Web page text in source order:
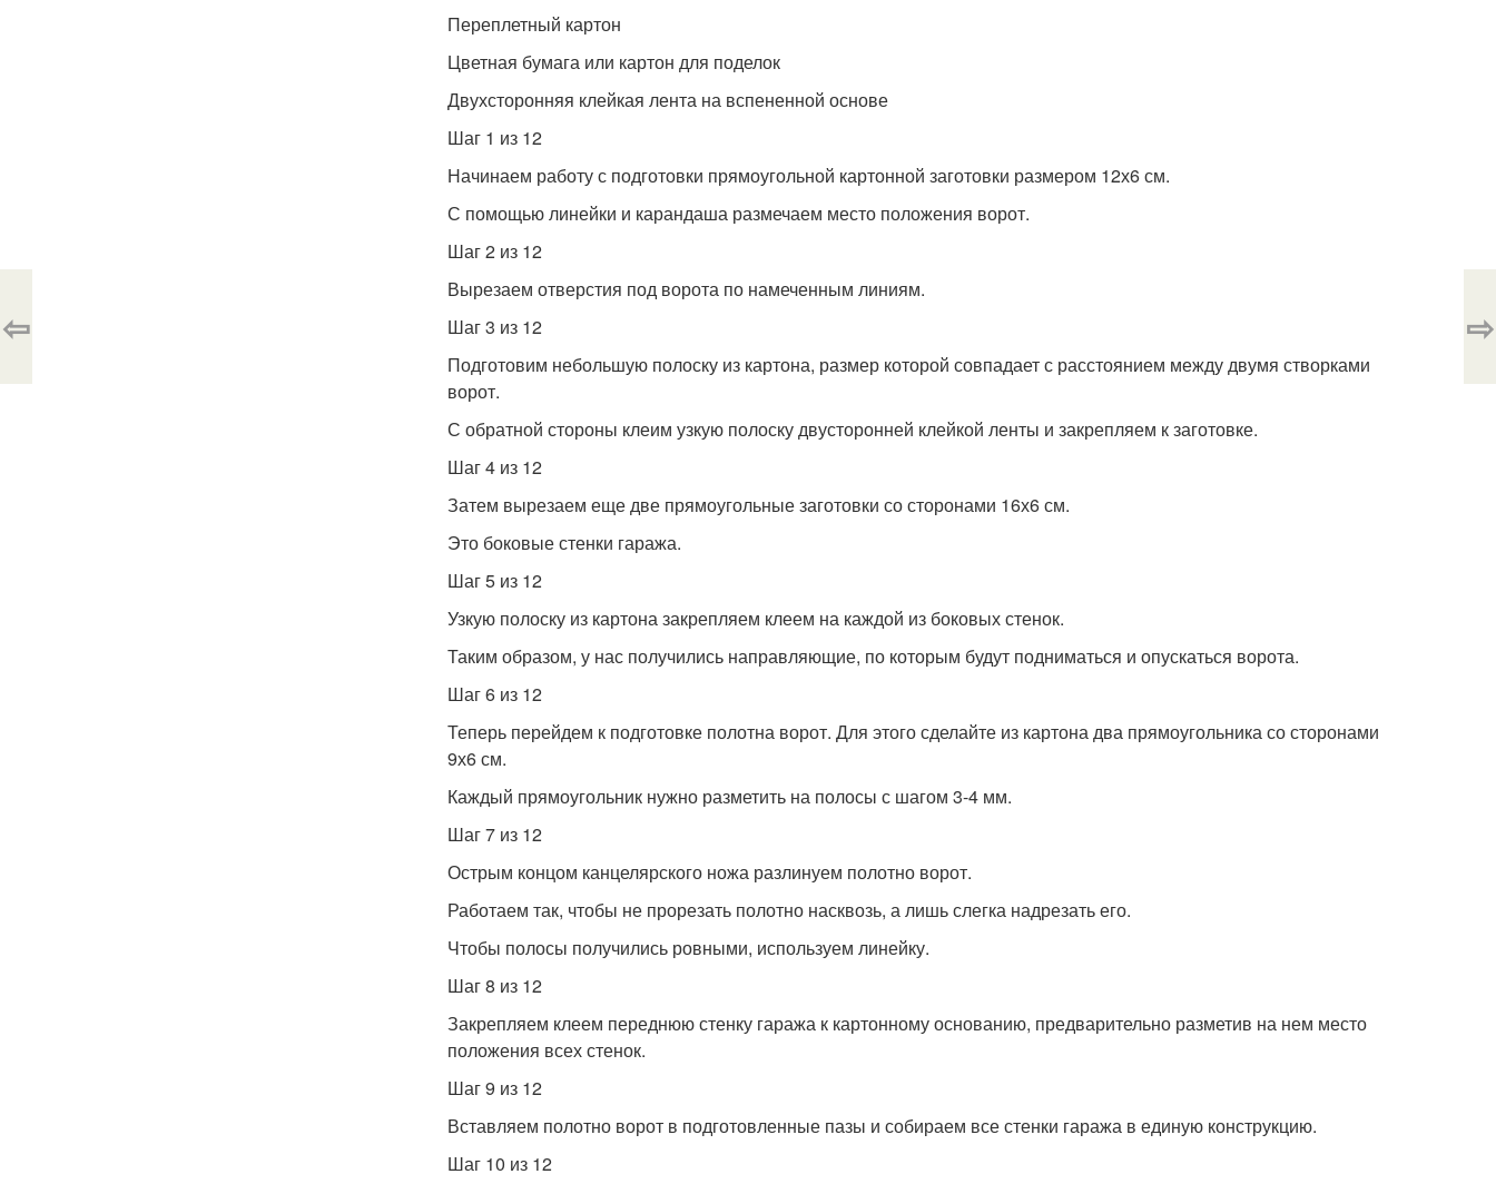
Переплетный картон
Цветная бумага или картон для поделок
Двухсторонняя клейкая лента на вспененной основе
Шаг 1 из 12
Начинаем работу с подготовки прямоугольной картонной заготовки размером 12х6 см.
С помощью линейки и карандаша размечаем место положения ворот.
Шаг 2 из 12
Вырезаем отверстия под ворота по намеченным линиям.
Шаг 3 из 12
Подготовим небольшую полоску из картона, размер которой совпадает с расстоянием между двумя створками
ворот.
С обратной стороны клеим узкую полоску двусторонней клейкой ленты и закрепляем к заготовке.
Шаг 4 из 12
Затем вырезаем еще две прямоугольные заготовки со сторонами 16х6 см.
Это боковые стенки гаража.
Шаг 5 из 12
Узкую полоску из картона закрепляем клеем на каждой из боковых стенок.
Таким образом, у нас получились направляющие, по которым будут подниматься и опускаться ворота.
Шаг 6 из 12
Теперь перейдем к подготовке полотна ворот. Для этого сделайте из картона два прямоугольника со сторонами
9х6 см.
Каждый прямоугольник нужно разметить на полосы с шагом 3-4 мм.
Шаг 7 из 12
Острым концом канцелярского ножа разлинуем полотно ворот.
Работаем так, чтобы не прорезать полотно насквозь, а лишь слегка надрезать его.
Чтобы полосы получились ровными, используем линейку.
Шаг 8 из 12
Закрепляем клеем переднюю стенку гаража к картонному основанию, предварительно разметив на нем место
положения всех стенок.
Шаг 9 из 12
Вставляем полотно ворот в подготовленные пазы и собираем все стенки гаража в единую конструкцию.
Шаг 10 из 12
⇦ ⇨